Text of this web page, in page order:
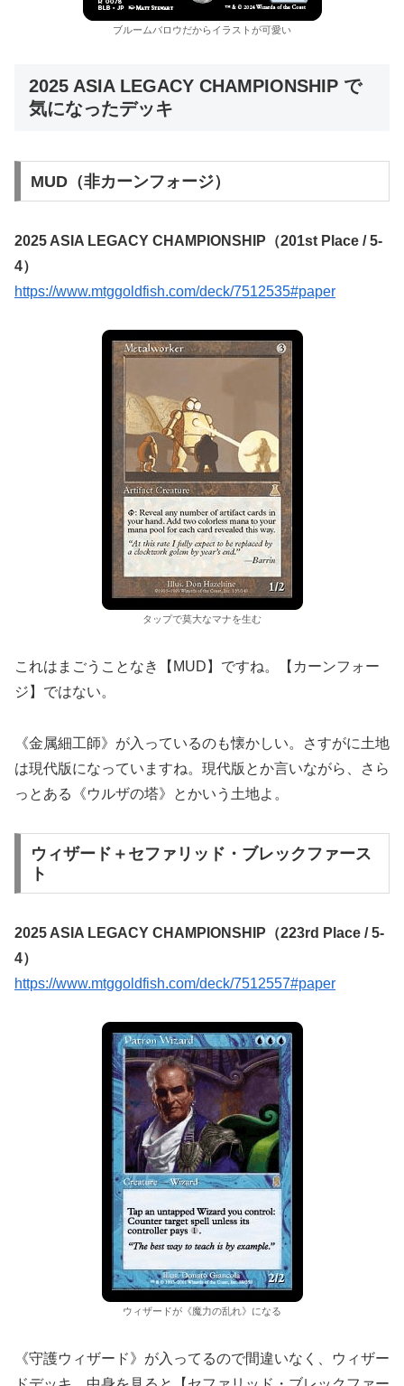
ブルームバロウだからイラストが可愛い
2025 ASIA LEGACY CHAMPIONSHIP で
気になったデッキ
MUD（非カーンフォージ）
2025 ASIA LEGACY CHAMPIONSHIP（201st Place / 5-
4）
https://www.mtggoldfish.com/deck/7512535#paper
タップで莫大なマナを生む
これはまごうことなき【MUD】ですね。【カーンフォー
ジ】ではない。
《金属細工師》が入っているのも懐かしい。さすがに土地
は現代版になっていますね。現代版とか言いながら、さら
っとある《ウルザの塔》とかいう土地よ。
ウィザード＋セファリッド・ブレックファース
ト
2025 ASIA LEGACY CHAMPIONSHIP（223rd Place / 5-
4）
https://www.mtggoldfish.com/deck/7512557#paper
ウィザードが《魔力の乱れ》になる
《守護ウィザード》が入ってるので間違いなく、ウィザー